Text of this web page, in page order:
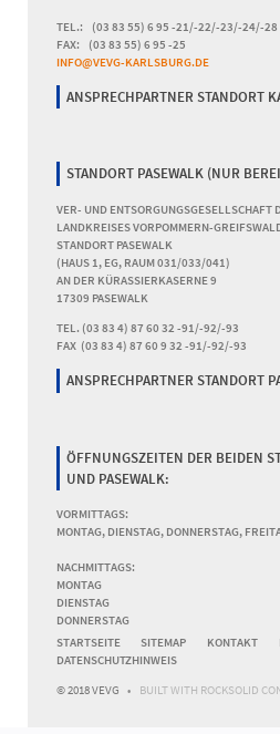
TEL.: (03 83 55) 6 95 -21/-22/-23/-24/-28
FAX: (03 83 55) 6 95 -25
INFO@VEVG-KARLSBURG.DE
ANSPRECHPARTNER STANDORT
STANDORT PASEWALK (NUR
VER- UND ENTSORGUNGSGESELLSCHAFT
LANDKREISES VORPOMMERN-
STANDORT PASEWALK
(HAUS 1, EG, RAUM 031/033/041)
AN DER KÜRASSIERKASERNE 9
17309 PASEWALK
TEL. (03 83 4) 87 60 32 -91/-92/-93
FAX (03 83 4) 87 60 9 32 -91/-92/-93
ANSPRECHPARTNER STANDORT
ÖFFNUNGSZEITEN DER BEIDEN
UND PASEWALK:
VORMITTAGS:
MONTAG, DIENSTAG, DONNERSTAG,
NACHMITTAGS:
MONTAG
DIENSTAG
DONNERSTAG
NAVIGATION
ÜBERSPRINGEN
STARTSEITE SITEMAP KONTAKT
DATENSCHUTZHINWEIS
© 2018 VEVG
BUILT WITH ROCKSOLID